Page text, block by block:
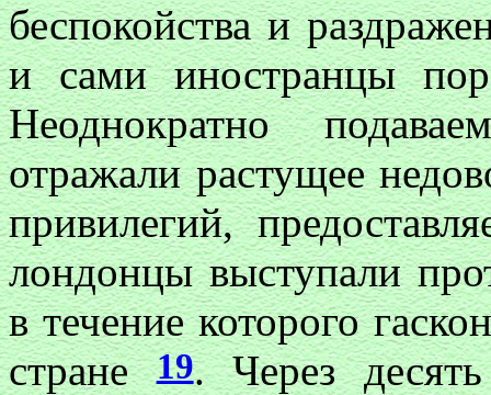
беспокойства и
и сами иностранцы
Неоднократно
отражали растущее
привилегий,
лондонцы выступали
в течение которого
стране19. Через